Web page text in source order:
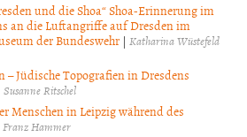
und die Shoa“ Shoa-Erinnerung im
an die Luftangriffe auf Dresden im
der Bundeswehr | Katharina Wüstefeld
– Jüdische Topografien in Dresdens
Susanne Ritschel
Menschen in Leipzig während des
Franz Hammer